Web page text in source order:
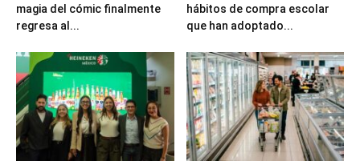
magia del cómic finalmente
regresa al...
hábitos de compra escolar
que han adoptado...